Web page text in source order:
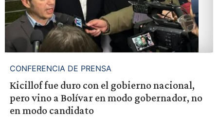
CONFERENCIA DE PRENSA
Kicillof fue duro con el gobierno nacional,
pero vino a Bolívar en modo gobernador, no
en modo candidato